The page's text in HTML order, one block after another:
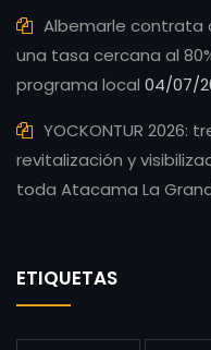
Albemarle contrata
una tasa cercana al
programa local 04/07/
YOCKONTUR 2026:
revitalización y
toda Atacama La
ETIQUETAS